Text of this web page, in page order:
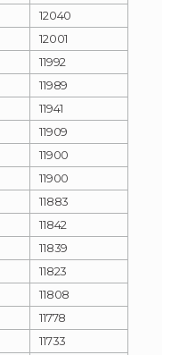
12040
12001
11992
11989
11941
11909
11900
11900
11883
11842
11839
11823
11808
11778
11733